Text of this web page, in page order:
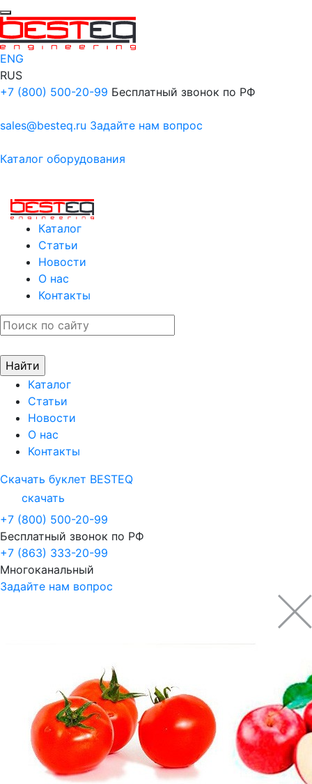
ENG
RUS
+7 (800) 500-20-99 Бесплатный звонок по РФ
sales@besteq.ru Задайте нам вопрос
Каталог оборудования
Каталог
Статьи
Новости
О нас
Контакты
Каталог
Статьи
Новости
О нас
Контакты
Скачать буклет BESTEQ
скачать
+7 (800) 500-20-99
Бесплатный звонок по РФ
+7 (863) 333-20-99
Многоканальный
Задайте нам вопрос